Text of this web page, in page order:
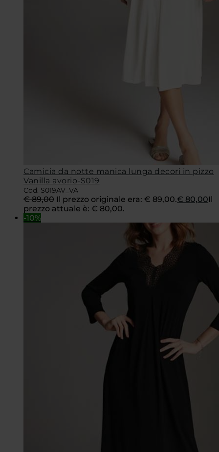
Camicia da notte manica lunga decori in pizzo
Vanilla avorio-S019
Cod. S019AV_VA
€89,00 Il prezzo originale era: € 89,00.€ 80,00Il
prezzo attuale è: € 80,00.
-10%